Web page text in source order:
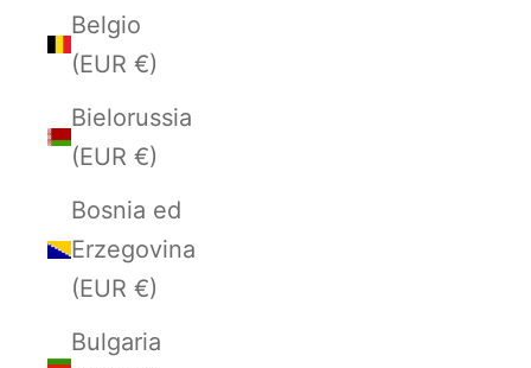
Belgio
(EUR €)
Bielorussia
(EUR €)
Bosnia ed
Erzegovina
(EUR €)
Bulgaria